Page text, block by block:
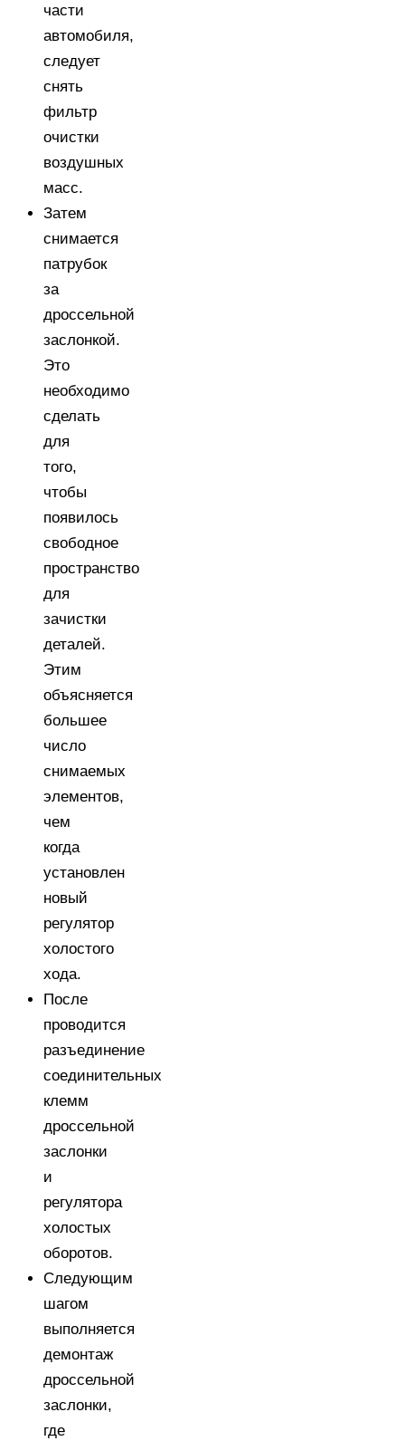
части
автомобиля,
следует
снять
фильтр
очистки
воздушных
масс.
Затем
снимается
патрубок
за
дроссельной
заслонкой.
Это
необходимо
сделать
для
того,
чтобы
появилось
свободное
пространство
для
зачистки
деталей.
Этим
объясняется
большее
число
снимаемых
элементов,
чем
когда
установлен
новый
регулятор
холостого
хода.
После
проводится
разъединение
соединительных
клемм
дроссельной
заслонки
и
регулятора
холостых
оборотов.
Следующим
шагом
выполняется
демонтаж
дроссельной
заслонки,
где